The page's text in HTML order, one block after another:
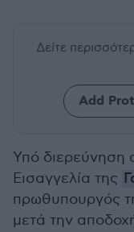
Δείτε
Add
Υπό διερεύνηση
Εισαγγελία της
πρωθυπουργός
μετά την